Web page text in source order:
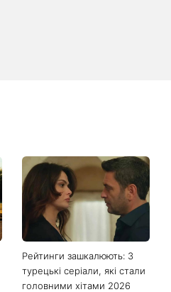
Рейтинги зашкалюють: 3
турецькі серіали, які стали
головними хітами 2026